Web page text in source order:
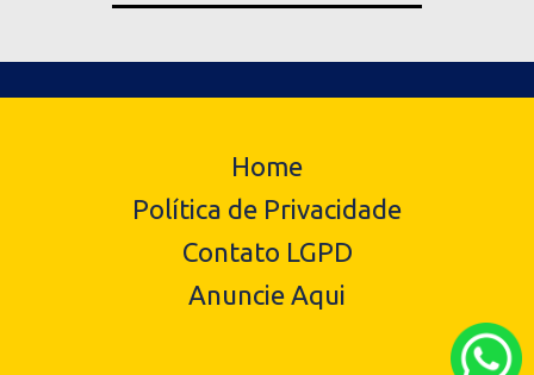
Home
Política de Privacidade
Contato LGPD
Anuncie Aqui